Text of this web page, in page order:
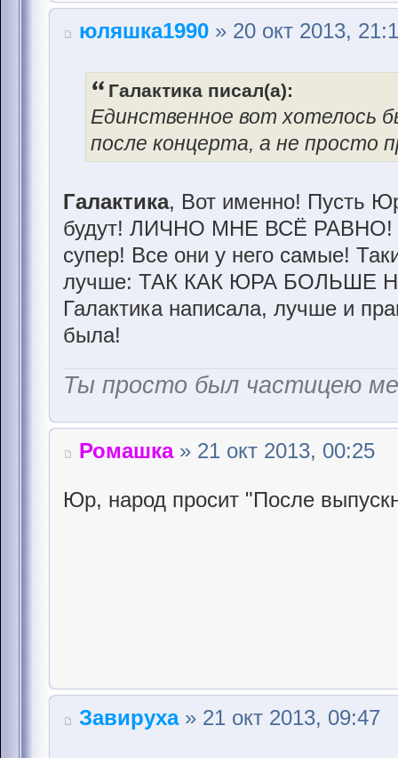
юляшка1990 » 20 окт 2013,
Галактика писал(а):
Единственное вот хотелось
после концерта, а не просто
Галактика, Вот именно! Пусть
будут! ЛИЧНО МНЕ ВСЁ РАВНО!
супер! Все они у него самые!
лучше: ТАК КАК ЮРА БОЛЬШЕ
Галактика написала, лучше и
была!
Ты просто был частицею
Ромашка» 21 окт 2013, 00:25
Юр, народ просит "После
Завируха» 21 окт 2013, 09:47